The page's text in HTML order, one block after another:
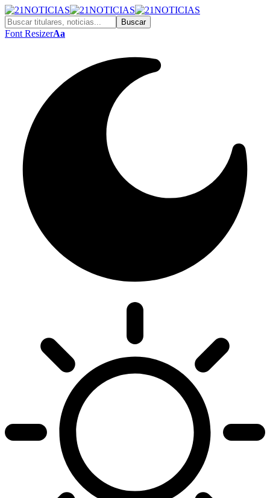
Font ResizerAa